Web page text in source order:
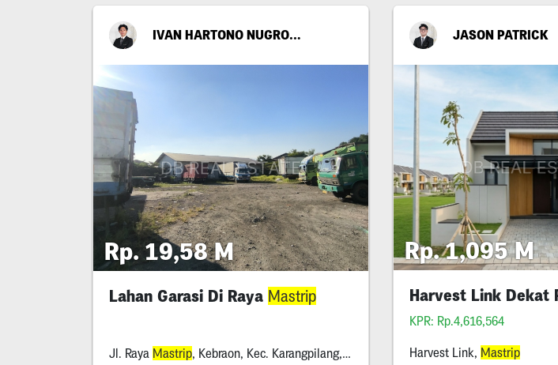
IVAN HARTONO NUGROHO
Rp. 19,58 M
Lahan Garasi Di Raya Mastrip
Jl. Raya Mastrip, Kebraon, Kec. Karangpilang, Surabaya
JASON PATRICK
Rp. 1,095 M
KPR: Rp.4,616,564
Harvest Link, Mastrip